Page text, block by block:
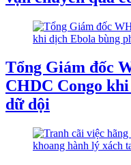
Tổng Giám đốc
CHDC Congo
dữ dội